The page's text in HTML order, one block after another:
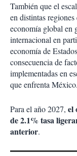
También que el
en distintas
economía global en
internacional en
economía de
consecuencia de
implementadas en
que enfrenta México.
Para el año 2027, el
de 2.1% tasa
anterior.